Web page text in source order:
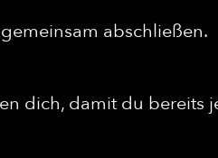
abschließen.
dich, damit du bereits